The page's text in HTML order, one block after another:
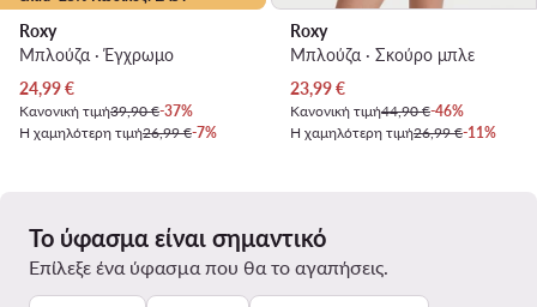
Roxy
Μπλούζα · Έγχρωμο
Τρέχουσα τιμή
24,99€
Κανονική τιμή39,90 €-37%
Η χαμηλότερη τιμή26,99 €-7%
Roxy
Μπλούζα · Σκούρο μπλε
Τρέχουσα τιμή
23,99€
Κανονική τιμή44,90 €-46%
Η χαμηλότερη τιμή26,99 €-11%
Το ύφασμα είναι σημαντικό
Επίλεξε ένα ύφασμα που θα το αγαπήσεις.